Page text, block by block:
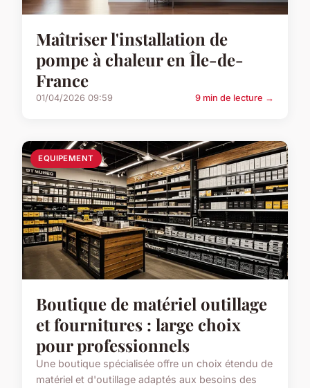
Maîtriser l'installation de
pompe à chaleur en Île-de-
France
01/04/2026 09:59 9 min de lecture →
EQUIPEMENT
Boutique de matériel outillage
et fournitures : large choix
pour professionnels
Une boutique spécialisée offre un choix étendu de
matériel et d'outillage adaptés aux besoins des